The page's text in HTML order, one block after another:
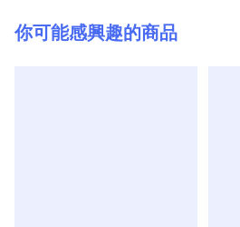
你可能感興趣的商品